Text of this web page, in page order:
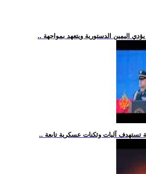
يؤدي اليمين الدستورية ويتعهد بمواجهة
تستهدف آليات وثكنات عسكرية تابعة